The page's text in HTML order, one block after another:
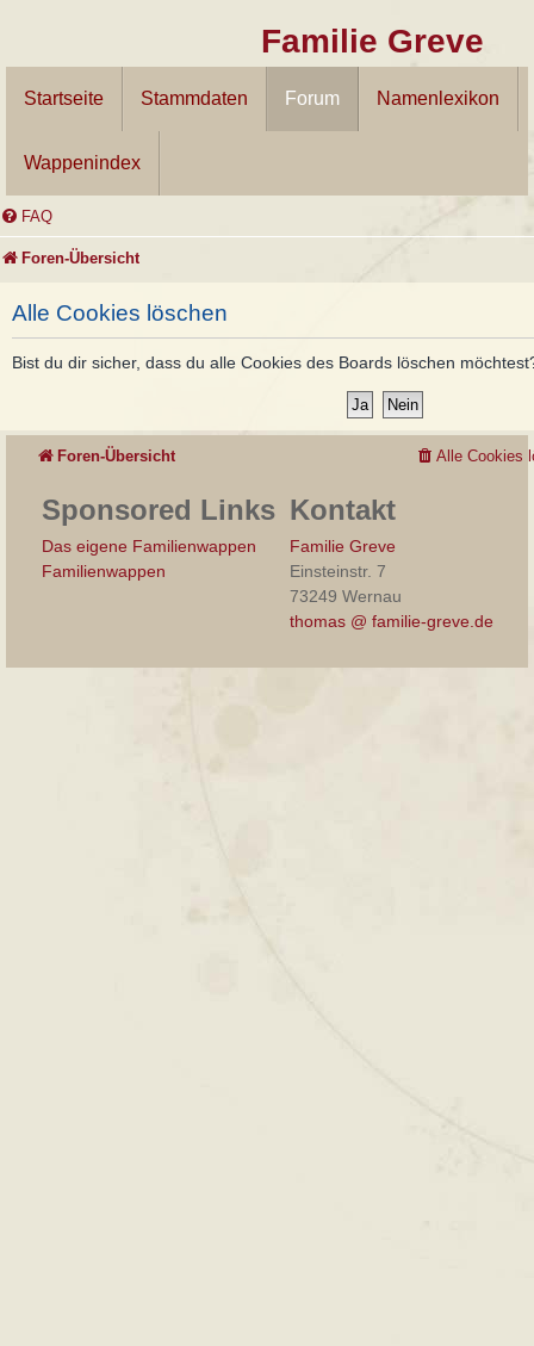
Familie Greve
Startseite Stammdaten Forum Namenlexikon
Wappenindex
FAQ
Foren-Übersicht
Alle Cookies löschen
Bist du dir sicher, dass du alle Cookies des Boards löschen
Foren-Übersicht Alle Cookies
Sponsored Links
Das eigene Familienwappen
Familienwappen
Kontakt
Familie Greve
Einsteinstr. 7
73249 Wernau
thomas @ familie-greve.de